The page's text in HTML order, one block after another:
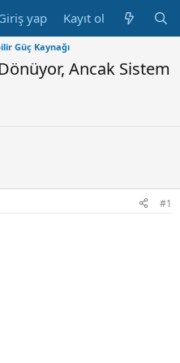
yap Kayıt ol
Güç Kaynağı
Ancak Sistem
#1